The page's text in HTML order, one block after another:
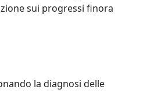
sui progressi finora
la diagnosi delle